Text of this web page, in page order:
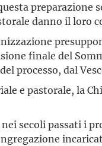
danno il loro
finale del
processo, dal
e pastorale, la
secoli passati i